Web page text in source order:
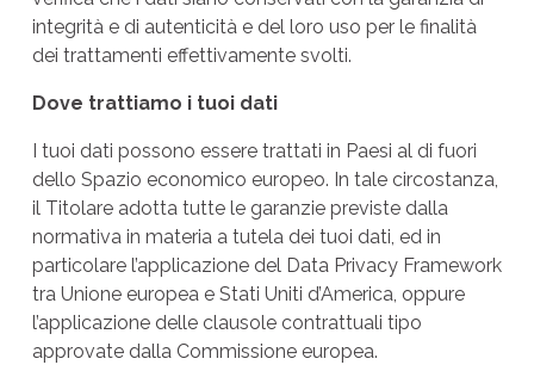
integrità e di autenticità e del loro uso per le finalità
dei trattamenti effettivamente svolti.
Dove trattiamo i tuoi dati
I tuoi dati possono essere trattati in Paesi al di fuori
dello Spazio economico europeo. In tale circostanza,
il Titolare adotta tutte le garanzie previste dalla
normativa in materia a tutela dei tuoi dati, ed in
particolare l’applicazione del Data Privacy Framework
tra Unione europea e Stati Uniti d’America, oppure
l’applicazione delle clausole contrattuali tipo
approvate dalla Commissione europea.